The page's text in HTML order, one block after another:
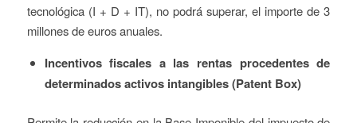
tecnológica (I + D + IT), no podrá superar, el importe de 3
millones de euros anuales.
Incentivos fiscales a las rentas procedentes de
determinados activos intangibles (Patent Box)